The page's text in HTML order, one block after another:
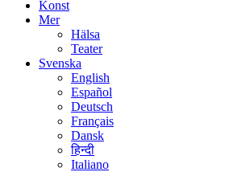
Konst
Mer
Hälsa
Teater
Svenska
English
Español
Deutsch
Français
Dansk
हिन्दी
Italiano